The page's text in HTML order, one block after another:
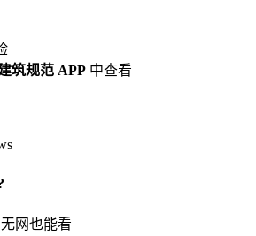
筑规范 APP 中查看
网也能看